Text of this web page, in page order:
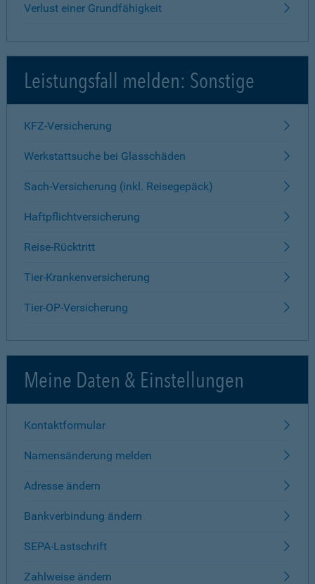
Verlust einer Grundfähigkeit
Leistungsfall melden: Sonstige
KFZ-Versicherung
Werkstattsuche bei Glasschäden
Sach-Versicherung (inkl. Reisegepäck)
Haftpflichtversicherung
Reise-Rücktritt
Tier-Krankenversicherung
Tier-OP-Versicherung
Meine Daten & Einstellungen
Kontaktformular
Namensänderung melden
Adresse ändern
Bankverbindung ändern
SEPA-Lastschrift
Zahlweise ändern